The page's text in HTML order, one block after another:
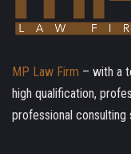
MP Law Firm – with a
high qualification,
professional consulting